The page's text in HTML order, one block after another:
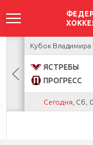
Кубок Владимира
ЯСТРЕБЫ
ПРОГРЕСС
Сегодня , Сб,